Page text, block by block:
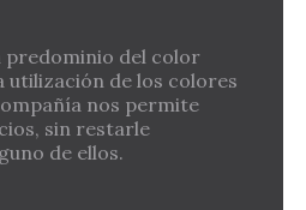
predominio del color
utilización de los colores
nos permite
sin restarle
de ellos.